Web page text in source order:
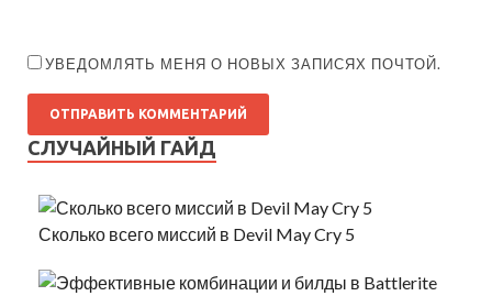
УВЕДОМЛЯТЬ МЕНЯ О НОВЫХ ЗАПИСЯХ ПОЧТОЙ.
СЛУЧАЙНЫЙ ГАЙД
Сколько всего миссий в Devil May Cry 5